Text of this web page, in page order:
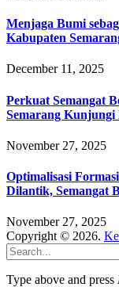
Menjaga Bumi
Kabupaten
December 11, 2025
Perkuat Semangat
Semarang Kunjungi
November 27, 2025
Optimalisasi
Dilantik, Semangat
November 27, 2025
Copyright © 2026.
Type above and press